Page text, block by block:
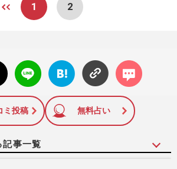
1 2
LINE
はてな
ブック
に追加
コメン
ト
ミ投稿 無料占い
記事一覧